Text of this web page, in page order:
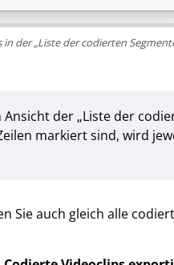
der „Liste der codierten
der „Liste der
markiert sind, wird
Sie auch gleich alle